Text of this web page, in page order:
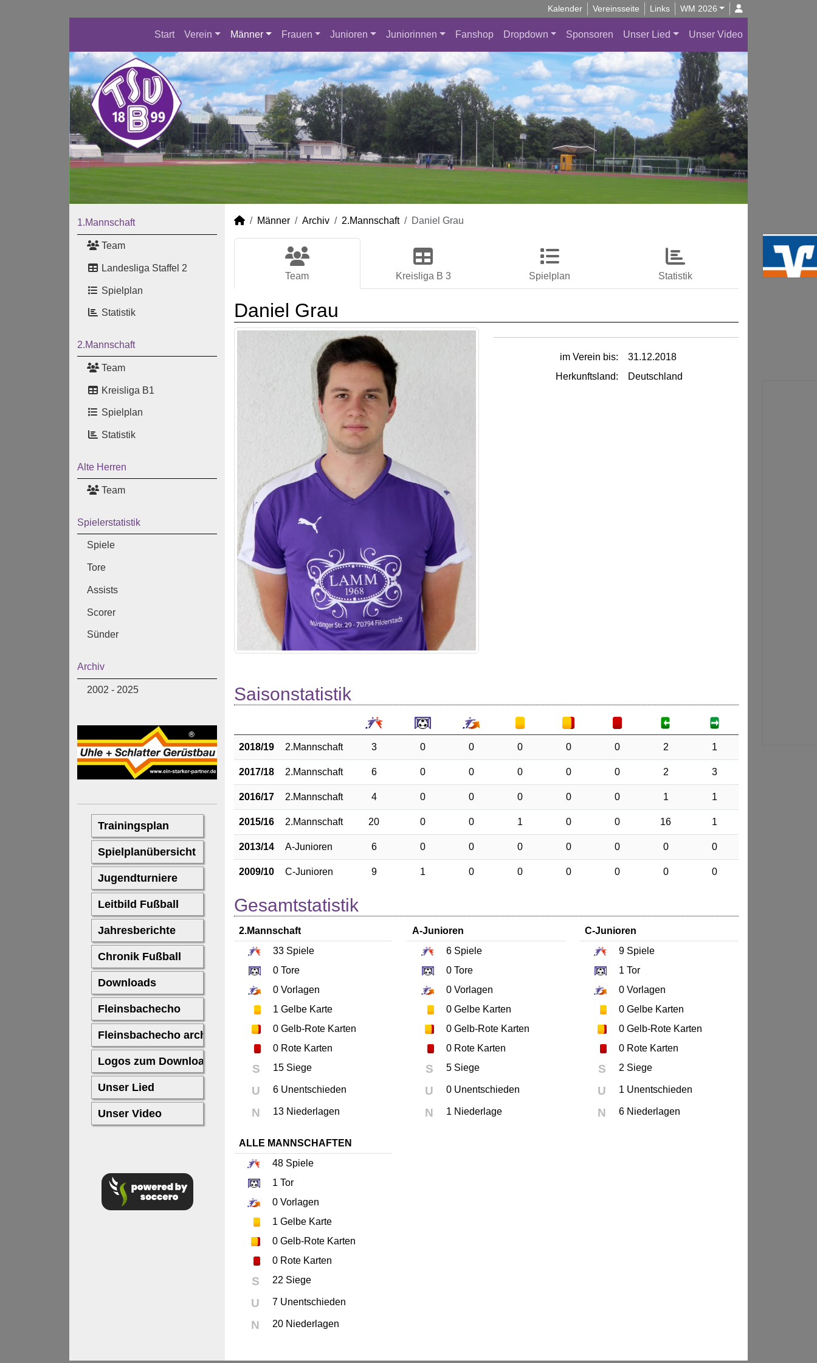
Kalender Vereinsseite Links WM 2026
Start Verein Männer Frauen Junioren Juniorinnen Fanshop Dropdown Sponsoren Unser Lied Unser Video
1.Mannschaft
Team
Landesliga Staffel 2
Spielplan
Statistik
2.Mannschaft
Team
Kreisliga B1
Spielplan
Statistik
Alte Herren
Team
Spielerstatistik
Spiele
Tore
Assists
Scorer
Sünder
Archiv
2002 - 2025
Männer Archiv 2.Mannschaft Daniel Grau
Team Kreisliga B 3 Spielplan Statistik
Daniel Grau
im Verein bis:
31.12.2018
Herkunftsland:
Deutschland
Saisonstatistik
2018/19 2.Mannschaft 3 0 0 0 0 0 2 1
2017/18 2.Mannschaft 6 0 0 0 0 0 2 3
2016/17 2.Mannschaft 4 0 0 0 0 0 1 1
2015/16 2.Mannschaft 20 0 0 1 0 0 16 1
2013/14 A-Junioren 6 0 0 0 0 0 0 0
2009/10 C-Junioren 9 1 0 0 0 0 0 0
Gesamtstatistik
2.Mannschaft
33 Spiele
0 Tore
0 Vorlagen
1 Gelbe Karte
0 Gelb-Rote Karten
0 Rote Karten
S 15 Siege
U 6 Unentschieden
N 13 Niederlagen
A-Junioren
6Spiele
0Tore
0Vorlagen
0Gelbe Karten
0Gelb-Rote Karten
0Rote Karten
S 5 Siege
U 0 Unentschieden
N 1 Niederlage
C-Junioren
9 Spiele
1 Tor
0 Vorlagen
0 Gelbe Karten
0 Gelb-Rote Karten
0 Rote Karten
S 2 Siege
U 1 Unentschieden
N 6 Niederlagen
ALLE MANNSCHAFTEN
48 Spiele
1 Tor
0 Vorlagen
1 Gelbe Karte
0 Gelb-Rote Karten
0 Rote Karten
S 22 Siege
U 7 Unentschieden
N 20 Niederlagen